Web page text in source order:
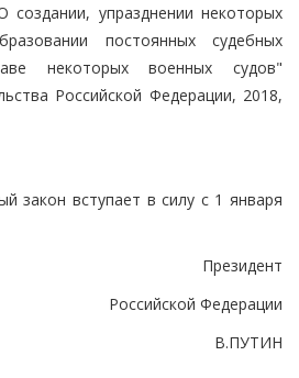
создании, упразднении некоторых
постоянных судебных
некоторых военных судов"
Российской Федерации, 2018,
закон вступает в силу с 1 января
Президент
Российской Федерации
В.ПУТИН